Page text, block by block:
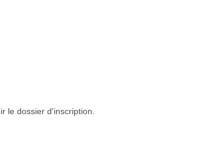
le dossier d'inscription.